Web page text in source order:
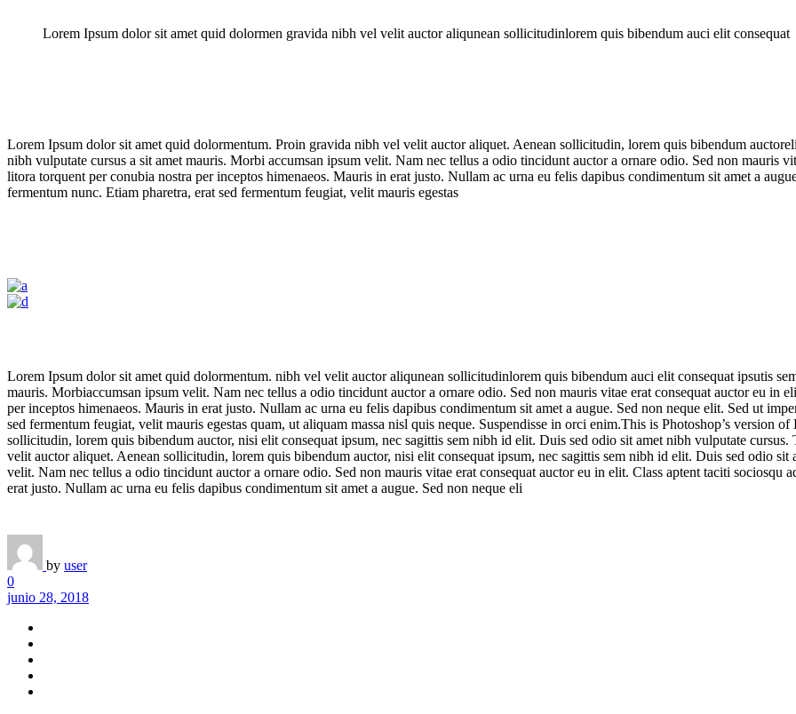
Lorem Ipsum dolor sit amet quid dolormen gravida nibh vel velit auctor aliqunean sollicitudinlorem quis bibendum auci elit consequat
Lorem Ipsum dolor sit amet quid dolormentum. Proin gravida nibh vel velit auctor aliquet. Aenean sollicitudin, lorem quis bibendum
nibh vulputate cursus a sit amet mauris. Morbi accumsan ipsum velit. Nam nec tellus a odio tincidunt auctor a ornare odio. Sed non mauris
litora torquent per conubia nostra per inceptos himenaeos. Mauris in erat justo. Nullam ac urna eu felis dapibus condimentum sit amet a
fermentum nunc. Etiam pharetra, erat sed fermentum feugiat, velit mauris egestas
Lorem Ipsum dolor sit amet quid dolormentum. nibh vel velit auctor aliqunean sollicitudinlorem quis bibendum auci elit consequat ipsutis
mauris. Morbiaccumsan ipsum velit. Nam nec tellus a odio tincidunt auctor a ornare odio. Sed non mauris vitae erat consequat auctor eu in
per inceptos himenaeos. Mauris in erat justo. Nullam ac urna eu felis dapibus condimentum sit amet a augue. Sed non neque elit. Sed ut
sed fermentum feugiat, velit mauris egestas quam, ut aliquam massa nisl quis neque. Suspendisse in orci enim.This is Photoshop’s version
sollicitudin, lorem quis bibendum auctor, nisi elit consequat ipsum, nec sagittis sem nibh id elit. Duis sed odio sit amet nibh vulputate
velit auctor aliquet. Aenean sollicitudin, lorem quis bibendum auctor, nisi elit consequat ipsum, nec sagittis sem nibh id elit. Duis sed odio
velit. Nam nec tellus a odio tincidunt auctor a ornare odio. Sed non mauris vitae erat consequat auctor eu in elit. Class aptent taciti sociosqu
erat justo. Nullam ac urna eu felis dapibus condimentum sit amet a augue. Sed non neque eli
by user
0
junio 28, 2018